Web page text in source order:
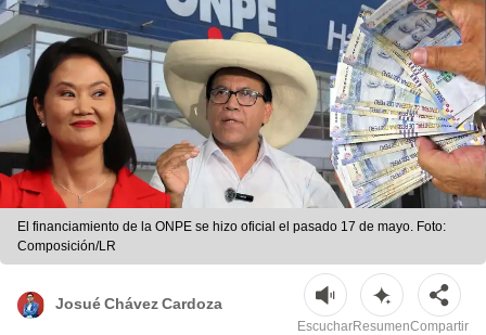
El financiamiento de la ONPE se hizo oficial el pasado 17 de mayo. Foto:
Composición/LR
Josué Chávez Cardoza
EscucharResumenCompartir